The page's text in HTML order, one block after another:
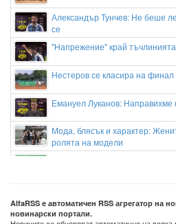
Александър Тунчев: Не беше
се
"Напрежение" край
Нестеров се класира на
Емануел Луканов: Направихме
Мода, блясък и характер:
ролята на модели
AlfaRSS е автоматичен RSS агрегатор на
новинарски портали.